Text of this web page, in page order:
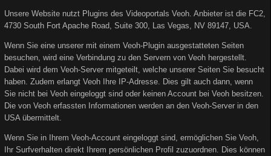
Unsere Website nutzt Plugins des Videoportals Veoh. Anbieter ist die FC2,
4730 South Fort Apache Road, Suite 300, Las Vegas, NV 89147, USA.
Wenn Sie eine unserer mit einem Veoh-Plugin ausgestatteten Seiten
besuchen, wird eine Verbindung zu den Servern von Veoh hergestellt.
Dabei wird dem Veoh-Server mitgeteilt, welche unserer Seiten Sie besucht
haben. Zudem erlangt Veoh Ihre IP-Adresse. Dies gilt auch dann, wenn
Sie nicht bei Veoh eingeloggt sind oder keinen Account bei Veoh besitzen.
Die von Veoh erfassten Informationen werden an den Veoh-Server in den
USA übermittelt.
Wenn Sie in Ihrem Veoh-Account eingeloggt sind, ermöglichen Sie Veoh,
Ihr Surfverhalten direkt Ihrem persönlichen Profil zuzuordnen. Dies können